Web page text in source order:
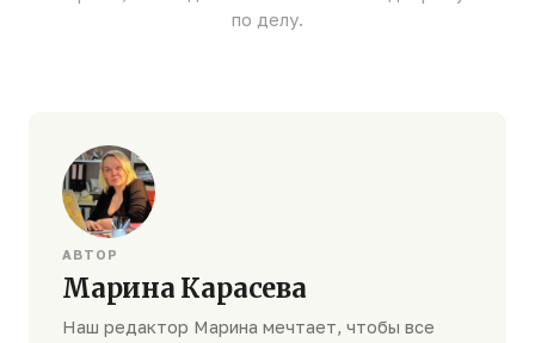
по делу.
АВТОР
Марина Карасева
Наш редактор Марина мечтает, чтобы все